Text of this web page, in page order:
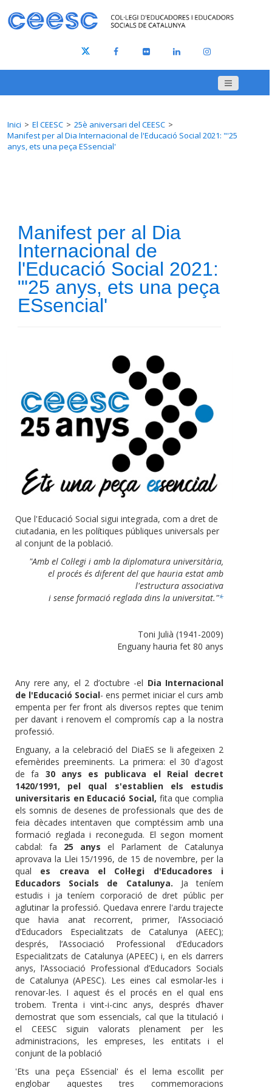
Inici El CEESC
25è aniversari del CEESC
Manifest per al Dia Internacional de l'Educació Social 2021: "'25
anys, ets una peça ESsencial'
Manifest per al Dia
Internacional de
l'Educació Social 2021:
"'25 anys, ets una peça
ESsencial'
Que l'Educació Social sigui integrada, com a dret de
ciutadania, en les polítiques públiques universals per
al conjunt de la població.
"Amb el Col·legi i amb la diplomatura universitària,
el procés és diferent del que hauria estat amb
l'estructura associativa
i sense formació reglada dins la universitat."*
Toni Julià (1941-2009)
Enguany hauria fet 80 anys
Any rere any, el 2 d’octubre -el Dia Internacional
de l'Educació Social- ens permet iniciar el curs amb
empenta per fer front als diversos reptes que tenim
per davant i renovem el compromís cap a la nostra
professió.
Enguany, a la celebració del DiaES se li afegeixen 2
efemèrides preeminents. La primera: el 30 d'agost
de fa 30 anys es publicava el Reial decret
1420/1991, pel qual s'establien els estudis
universitaris en Educació Social, fita que complia
els somnis de desenes de professionals que des de
feia dècades intentaven que comptéssim amb una
formació reglada i reconeguda. El segon moment
cabdal: fa 25 anys el Parlament de Catalunya
aprovava la Llei 15/1996, de 15 de novembre, per la
qual es creava el Col·legi d'Educadores i
Educadors Socials de Catalunya. Ja teníem
estudis i ja teníem corporació de dret públic per
aglutinar la professió. Quedava enrere l'ardu trajecte
que havia anat recorrent, primer, l’Associació
d’Educadors Especialitzats de Catalunya (AEEC);
després, l’Associació Professional d’Educadors
Especialitzats de Catalunya (APEEC) i, en els darrers
anys, l’Associació Professional d’Educadors Socials
de Catalunya (APESC). Les eines cal esmolar-les i
renovar-les. I aquest és el procés en el qual ens
trobem. Trenta i vint-i-cinc anys, després d’haver
demostrat que som essencials, cal que la titulació i
el CEESC siguin valorats plenament per les
administracions, les empreses, les entitats i el
conjunt de la població
'Ets una peça ESsencial' és el lema escollit per
englobar aquestes tres commemoracions